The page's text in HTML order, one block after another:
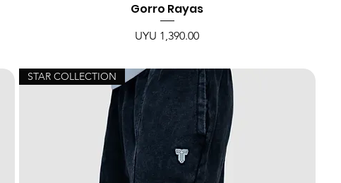
Gorro Rayas
Price
UYU 1,390.00
STAR COLLECTION